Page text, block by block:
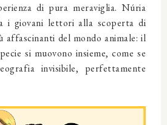
di pura meraviglia. Núria
i giovani lettori alla scoperta di
affascinanti del mondo animale: il
si muovono insieme, come se
invisibile, perfettamente